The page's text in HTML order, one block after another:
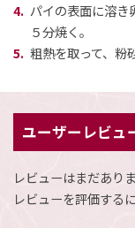
パイの表面に溶き
５分焼く。
粗熱を取って、粉
ユーザーレビュ
レビューはまだありま
レビューを評価する